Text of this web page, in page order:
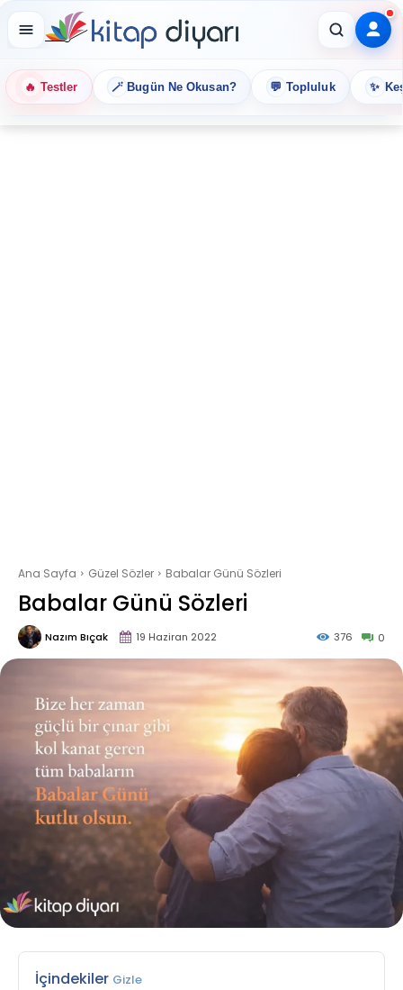
🔥 Testler 🪄 Bugün Ne Okusan? 💬 Topluluk ✨
Ana Sayfa Güzel Sözler Babalar Günü Sözleri
Babalar Günü Sözleri
Nazım Bıçak 19 Haziran 2022 0
376
İçindekiler Gizle